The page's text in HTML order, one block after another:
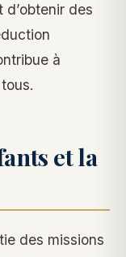
des
à
et la
des missions